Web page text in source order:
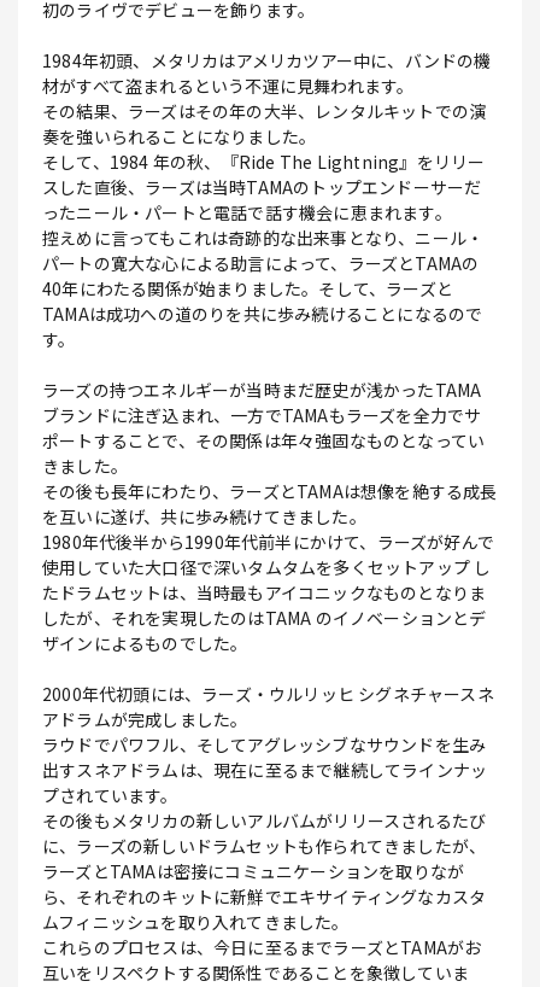
初のライヴでデビューを飾ります。
1984年初頭、メタリカはアメリカツアー中に、バンドの機
材がすべて盗まれるという不運に見舞われます。
その結果、ラーズはその年の大半、レンタルキットでの演
奏を強いられることになりました。
そして、1984 年の秋、『Ride The Lightning』をリリー
スした直後、ラーズは当時TAMAのトップエンドーサーだ
ったニール・パートと電話で話す機会に恵まれます。
控えめに言ってもこれは奇跡的な出来事となり、ニール・
パートの寛大な心による助言によって、ラーズとTAMAの
40年にわたる関係が始まりました。そして、ラーズと
TAMAは成功への道のりを共に歩み続けることになるので
す。
ラーズの持つエネルギーが当時まだ歴史が浅かったTAMA
ブランドに注ぎ込まれ、一方でTAMAもラーズを全力でサ
ポートすることで、その関係は年々強固なものとなってい
きました。
その後も長年にわたり、ラーズとTAMAは想像を絶する成長
を互いに遂げ、共に歩み続けてきました。
1980年代後半から1990年代前半にかけて、ラーズが好んで
使用していた大口径で深いタムタムを多くセットアップ し
たドラムセットは、当時最もアイコニックなものとなりま
したが、それを実現したのはTAMA のイノベーションとデ
ザインによるものでした。
2000年代初頭には、ラーズ・ウルリッヒ シグネチャースネ
アドラムが完成しました。
ラウドでパワフル、そしてアグレッシブなサウンドを生み
出すスネアドラムは、現在に至るまで継続してラインナッ
プされています。
その後もメタリカの新しいアルバムがリリースされるたび
に、ラーズの新しいドラムセットも作られてきましたが、
ラーズとTAMAは密接にコミュニケーションを取りなが
ら、それぞれのキットに新鮮でエキサイティングなカスタ
ムフィニッシュを取り入れてきました。
これらのプロセスは、今日に至るまでラーズとTAMAがお
互いをリスペクトする関係性であることを象徴していま